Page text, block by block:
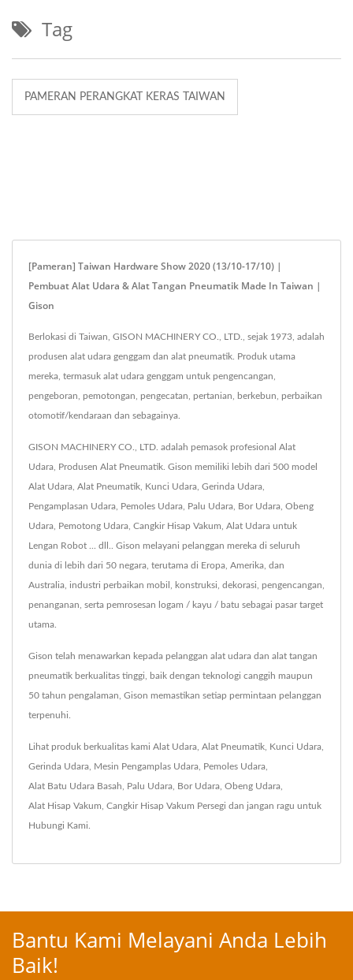
Tag
PAMERAN PERANGKAT KERAS TAIWAN
[Pameran] Taiwan Hardware Show 2020 (13/10-17/10) |
Pembuat Alat Udara & Alat Tangan Pneumatik Made In Taiwan |
Gison
Berlokasi di Taiwan, GISON MACHINERY CO., LTD., sejak 1973, adalah
produsen alat udara genggam dan alat pneumatik. Produk utama
mereka, termasuk alat udara genggam untuk pengencangan,
pengeboran, pemotongan, pengecatan, pertanian, berkebun, perbaikan
otomotif/kendaraan dan sebagainya.
GISON MACHINERY CO., LTD. adalah pemasok profesional Alat
Udara, Produsen Alat Pneumatik. Gison memiliki lebih dari 500 model
Alat Udara, Alat Pneumatik, Kunci Udara, Gerinda Udara,
Pengamplasan Udara, Pemoles Udara, Palu Udara, Bor Udara, Obeng
Udara, Pemotong Udara, Cangkir Hisap Vakum, Alat Udara untuk
Lengan Robot ... dll.. Gison melayani pelanggan mereka di seluruh
dunia di lebih dari 50 negara, terutama di Eropa, Amerika, dan
Australia, industri perbaikan mobil, konstruksi, dekorasi, pengencangan,
penanganan, serta pemrosesan logam / kayu / batu sebagai pasar target
utama.
Gison telah menawarkan kepada pelanggan alat udara dan alat tangan
pneumatik berkualitas tinggi, baik dengan teknologi canggih maupun
50 tahun pengalaman, Gison memastikan setiap permintaan pelanggan
terpenuhi.
Lihat produk berkualitas kami Alat Udara Alat Pneumatik Kunci Udara
Gerinda Udara Mesin Pengamplas Udara Pemoles Udara
Alat Batu Udara Basah Palu Udara Bor Udara Obeng Udara
Alat Hisap Vakum Cangkir Hisap Vakum Persegi dan jangan ragu untuk
Hubungi Kami
Bantu Kami Melayani Anda Lebih
Baik!